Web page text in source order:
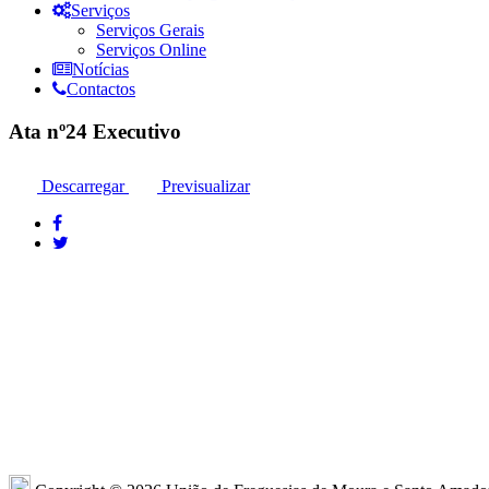
Serviços
Serviços Gerais
Serviços Online
Notícias
Contactos
Ata nº24 Executivo
Descarregar Previsualizar